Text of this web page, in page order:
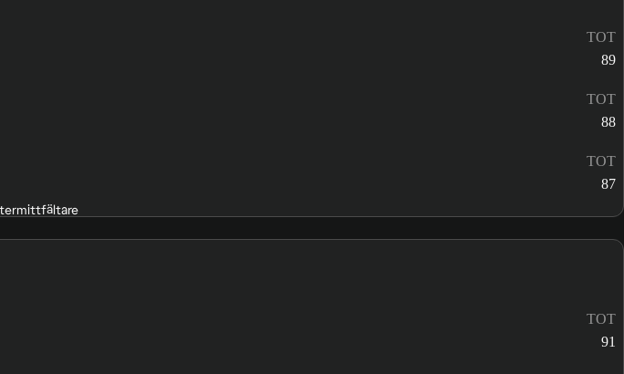
TOT
89
TOT
88
TOT
87
TOT
91